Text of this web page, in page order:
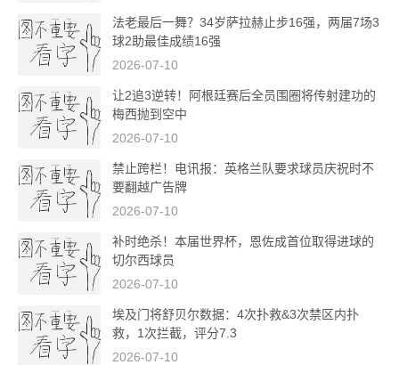
法老最后一舞？34岁萨拉赫止步16强，两届7场3
球2助最佳成绩16强
2026-07-10
让2追3逆转！阿根廷赛后全员围圈将传射建功的
梅西抛到空中
2026-07-10
禁止跨栏！电讯报：英格兰队要求球员庆祝时不
要翻越广告牌
2026-07-10
补时绝杀！本届世界杯，恩佐成首位取得进球的
切尔西球员
2026-07-10
埃及门将舒贝尔数据：4次扑救&3次禁区内扑
救，1次拦截，评分7.3
2026-07-10